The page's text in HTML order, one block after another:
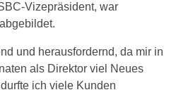
Vizepräsident, war
und herausfordernd, da mir in
als Direktor viel Neues
ich viele Kunden